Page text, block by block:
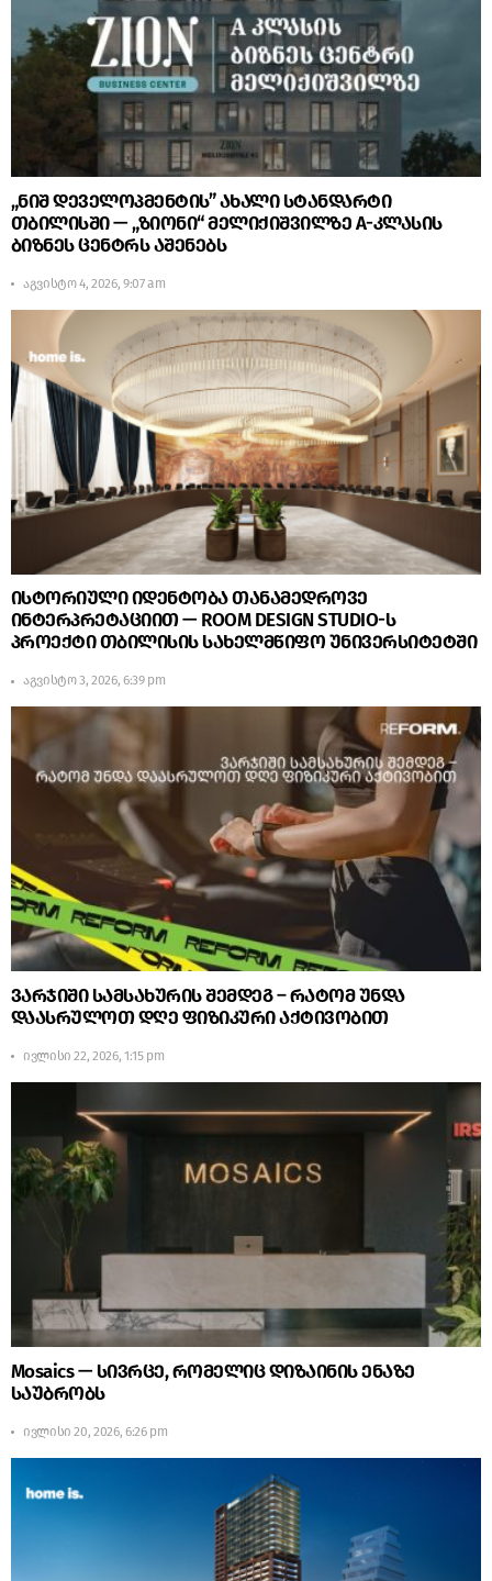
„ნიშ დეველოპმენტის” ახალი სტანდარტი
თბილისში — „ზიონი“ მელიქიშვილზე A-კლასის
ბიზნეს ცენტრს აშენებს
აგვისტო 4, 2026, 9:07 am
ისტორიული იდენტობა თანამედროვე
ინტერპრეტაციით — ROOM DESIGN STUDIO-ს
პროექტი თბილისის სახელმწიფო უნივერსიტეტში
აგვისტო 3, 2026, 6:39 pm
ვარჯიში სამსახურის შემდეგ – რატომ უნდა
დაასრულოთ დღე ფიზიკური აქტივობით
ივლისი 22, 2026, 1:15 pm
Mosaics — სივრცე, რომელიც დიზაინის ენაზე
საუბრობს
ივლისი 20, 2026, 6:26 pm